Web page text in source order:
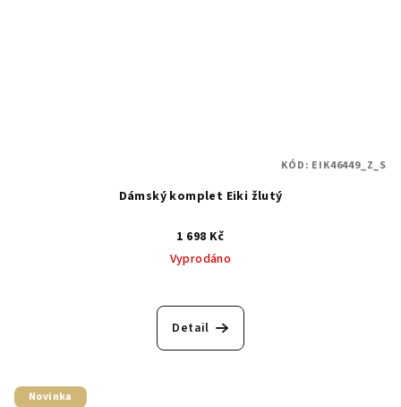
Dámský komplet Eiki žlutý
1 698 Kč
Vyprodáno
Detail
KÓD: EIK46449_Z_S
Novinka